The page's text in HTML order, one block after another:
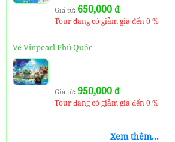
Giá từ: 650,000 đ
Tour đang có giảm giá đến 0 %
Vé Vinpearl Phú Quốc
Giá từ: 950,000 đ
Tour đang có giảm giá đến 0 %
Xem thêm...